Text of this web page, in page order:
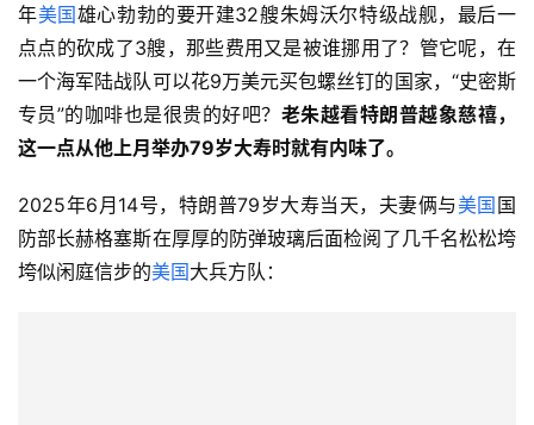
年美国雄心勃勃的要开建32艘朱姆沃尔特级战舰，最后一
点点的砍成了3艘，那些费用又是被谁挪用了？管它呢，在
一个海军陆战队可以花9万美元买包螺丝钉的国家，“史密斯
专员”的咖啡也是很贵的好吧？ 老朱越看特朗普越象慈禧，
这一点从他上月举办79岁大寿时就有内味了。
2025年6月14号，特朗普79岁大寿当天，夫妻俩与美国国
防部长赫格塞斯在厚厚的防弹玻璃后面检阅了几千名松松垮
垮似闲庭信步的美国大兵方队：